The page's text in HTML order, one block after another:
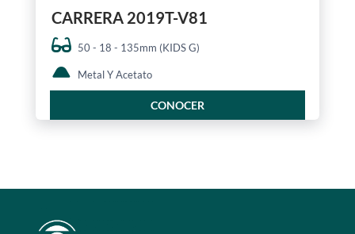
CARRERA 2019T-V81
50 - 18 - 135mm (KIDS G)
Metal Y Acetato
CONOCER